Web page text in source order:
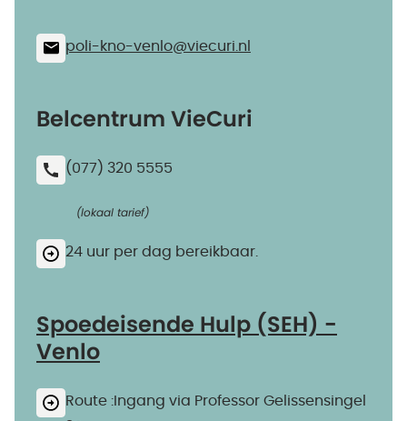
poli-kno-venlo@​viecuri.nl
Belcentrum VieCuri
(077) 320 5555
(lokaal tarief)
24 uur per dag bereikbaar.
Spoedeisende Hulp (SEH) -
Venlo
Route :Ingang via Professor Gelissensingel